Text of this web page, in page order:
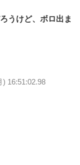
うけど、ボロ出ま
) 16:51:02.98